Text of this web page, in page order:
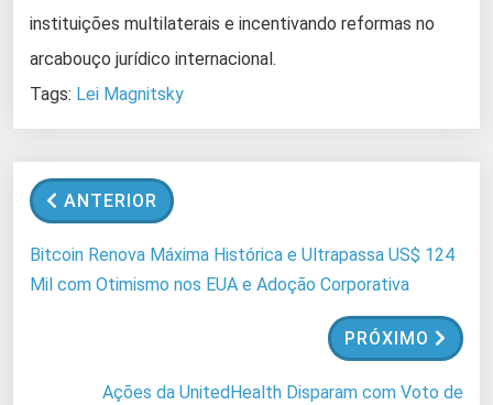
instituições multilaterais e incentivando reformas no
arcabouço jurídico internacional.
Tags: Lei Magnitsky
ANTERIOR
Bitcoin Renova Máxima Histórica e Ultrapassa US$ 124
Mil com Otimismo nos EUA e Adoção Corporativa
PRÓXIMO
Ações da UnitedHealth Disparam com Voto de